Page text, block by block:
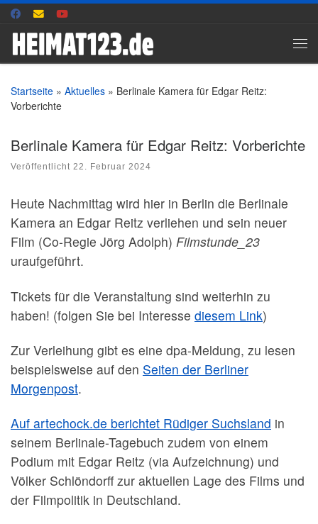
Zum Inhalt springen
Startseite » Aktuelles » Berlinale Kamera für Edgar Reitz:
Vorberichte
Berlinale Kamera für Edgar Reitz: Vorberichte
Veröffentlicht 22. Februar 2024
Heute Nachmittag wird hier in Berlin die Berlinale
Kamera an Edgar Reitz verliehen und sein neuer
Film (Co-Regie Jörg Adolph) Filmstunde_23
uraufgeführt.
Tickets für die Veranstaltung sind weiterhin zu
haben! (folgen Sie bei Interesse diesem Link)
Zur Verleihung gibt es eine dpa-Meldung, zu lesen
beispielsweise auf den Seiten der Berliner
Morgenpost.
Auf artechock.de berichtet Rüdiger Suchsland in
seinem Berlinale-Tagebuch zudem von einem
Podium mit Edgar Reitz (via Aufzeichnung) und
Völker Schlöndorff zur aktuellen Lage des Films und
der Filmpolitik in Deutschland.